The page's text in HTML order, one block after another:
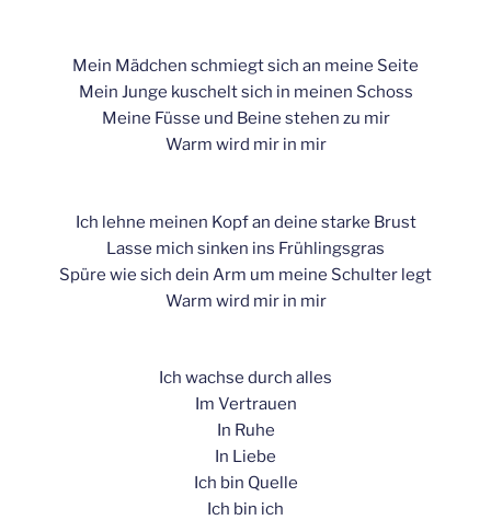
Mein Mädchen schmiegt sich an meine Seite
Mein Junge kuschelt sich in meinen Schoss
Meine Füsse und Beine stehen zu mir
Warm wird mir in mir
Ich lehne meinen Kopf an deine starke Brust
Lasse mich sinken ins Frühlingsgras
Spüre wie sich dein Arm um meine Schulter legt
Warm wird mir in mir
Ich wachse durch alles
Im Vertrauen
In Ruhe
In Liebe
Ich bin Quelle
Ich bin ich